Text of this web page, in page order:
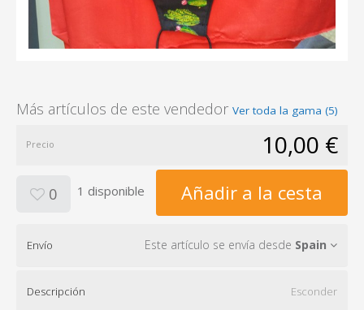
Más artículos de este vendedor Ver toda la gama (5)
Precio 10,00 €
0 1 disponible Añadir a la cesta
Envío Este artículo se envía desde Spain
Descripción Esconder